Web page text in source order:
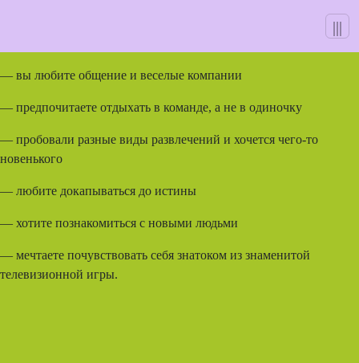
|||
— вы любите общение и веселые компании
— предпочитаете отдыхать в команде, а не в одиночку
— пробовали разные виды развлечений и хочется чего-то
новенького
— любите докапываться до истины
— хотите познакомиться с новыми людьми
— мечтаете почувствовать себя знатоком из знаменитой
телевизионной игры.